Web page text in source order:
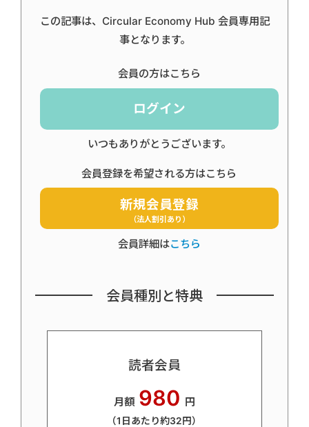
この記事は、Circular Economy Hub 会員専用記
事となります。
会員の方はこちら
ログイン
いつもありがとうございます。
会員登録を希望される方はこちら
新規会員登録
（法人割引あり）
会員詳細はこちら
会員種別と特典
読者会員
月額 980 円
（1日あたり約32円）